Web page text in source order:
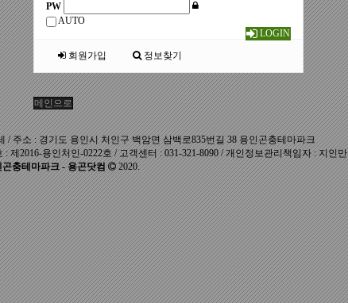
PW
AUTO
LOGIN
회원가입
정보찾기
메인으로
/ 주소 : 경기도 용인시 처인구 백암면 삼백로835번길 38 용인곤충테마파크
제2016-용인처인-0222호 / 고객센터 : 031-321-8090 / 개인정보관리책임자 : 지인만
곤충테마파크 - 용곤닷컴 2020.